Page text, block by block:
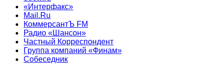
«Интерфакс»
Mail.Ru
КоммерсантЪ FM
Радио «Шансон»
Частный Корреспондент
Группа компаний «Финам»
Собеседник